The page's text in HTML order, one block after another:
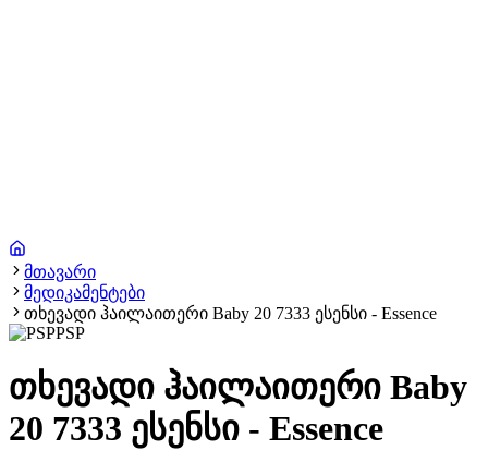
მთავარი
მედიკამენტები
თხევადი ჰაილაითერი Baby 20 7333 ესენსი - Essence
PSP
თხევადი ჰაილაითერი Baby
20 7333 ესენსი - Essence